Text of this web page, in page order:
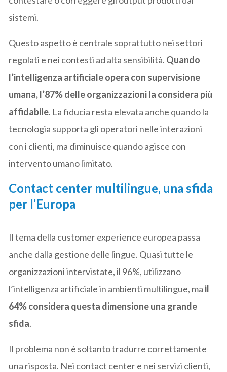
sistemi.
Questo aspetto è centrale soprattutto nei settori
regolati e nei contesti ad alta sensibilità. Quando
l’intelligenza artificiale opera con supervisione
umana, l’87% delle organizzazioni la considera più
affidabile. La fiducia resta elevata anche quando la
tecnologia supporta gli operatori nelle interazioni
con i clienti, ma diminuisce quando agisce con
intervento umano limitato.
Contact center multilingue, una sfida
per l’Europa
Il tema della customer experience europea passa
anche dalla gestione delle lingue. Quasi tutte le
organizzazioni intervistate, il 96%, utilizzano
l’intelligenza artificiale in ambienti multilingue, ma il
64% considera questa dimensione una grande
sfida.
Il problema non è soltanto tradurre correttamente
una risposta. Nei contact center e nei servizi clienti,